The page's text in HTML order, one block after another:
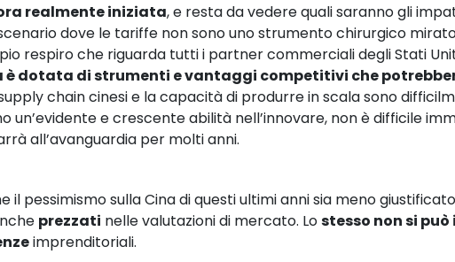
realmente iniziata, e resta da vedere quali saranno gli
dove le tariffe non sono uno strumento chirurgico
respiro che riguarda tutti i partner commerciali degli Stati
è dotata di strumenti e vantaggi competitivi che
chain cinesi e la capacità di produrre in scala sono
un’evidente e crescente abilità nell’innovare, non è difficile
all’avanguardia per molti anni.
pessimismo sulla Cina di questi ultimi anni sia meno
prezzati nelle valutazioni di mercato. Lostesso non si
imprenditoriali.